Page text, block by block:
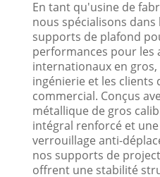
En tant qu'usine de
nous spécialisons
supports de plafond
performances pour les
internationaux en
ingénierie et les
commercial. Conçus
métallique de gros
intégral renforcé et
verrouillage anti-
nos supports de
offrent une stabilité